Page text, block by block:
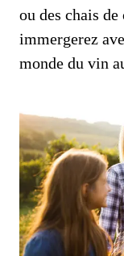
ou des chais
immergerez
monde du vin